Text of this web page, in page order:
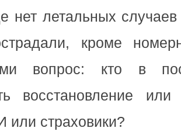
нет летальных
кроме
вопрос: кто в
восстановление
или страховики?